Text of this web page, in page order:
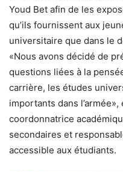
Youd Bet afin de les
qu’ils fournissent aux
universitaire que dans le
«Nous avons décidé de
questions liées à la
carrière, les études
importants dans
coordonnatrice
secondaires et
accessible aux étudiants.